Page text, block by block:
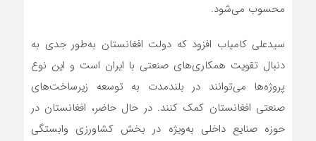
محسوب می‌شود.
سیدعلی کامیاب افزود که دولت افغانستان به‌طور جدی به
دنبال تقویت همکاری‌های صنعتی با ایران است و این نوع
پروژه‌ها می‌توانند در بلندمدت به توسعه زیرساخت‌های
صنعتی افغانستان کمک کنند. در حال حاضر، افغانستان در
حوزه صنایع داخلی به‌ویژه در بخش کشاورزی وابستگی